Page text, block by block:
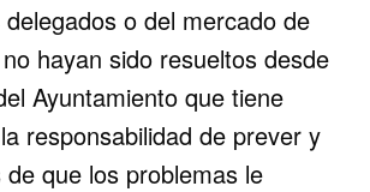
o del mercado de
hayan sido resueltos desde
Ayuntamiento que tiene
responsabilidad de prever y
que los problemas le